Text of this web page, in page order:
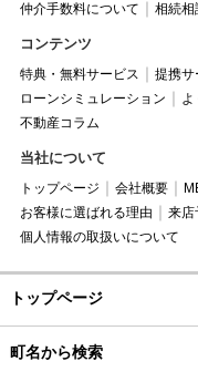
仲介手数料について
相続相
コンテンツ
特典・無料サービス 提携サ
ローンシミュレーション
よ
不動産コラム
当社について
トップページ 会社概要
お客様に選ばれる理由
来店
個人情報の取扱いについて
トップページ
町名から検索